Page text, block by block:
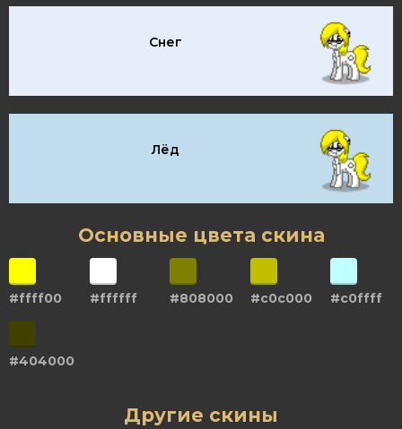
Снег
Лёд
Основные цвета скина
#ffff00 #ffffff #808000 #c0c000 #c0ffff
#404000
Другие скины